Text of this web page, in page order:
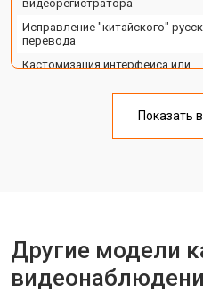
видеорегистратора
Исправление "китайского"
перевода
Кастомизация интерфейса или
видеорегистратора
Сброс пароля регистратора/IP
Показать
Другие модели